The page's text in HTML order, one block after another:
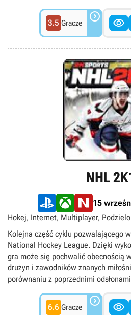
3.5 Gracze  
NHL
15
Hokej, Internet, Multiplayer,
Singleplayer
Kolejna część cyklu pozwalającego
National Hockey League. Dzięki
gra może się pochwalić obecnością
drużyn i zawodników znanych
porównaniu z poprzednimi
6.6 Gracze  